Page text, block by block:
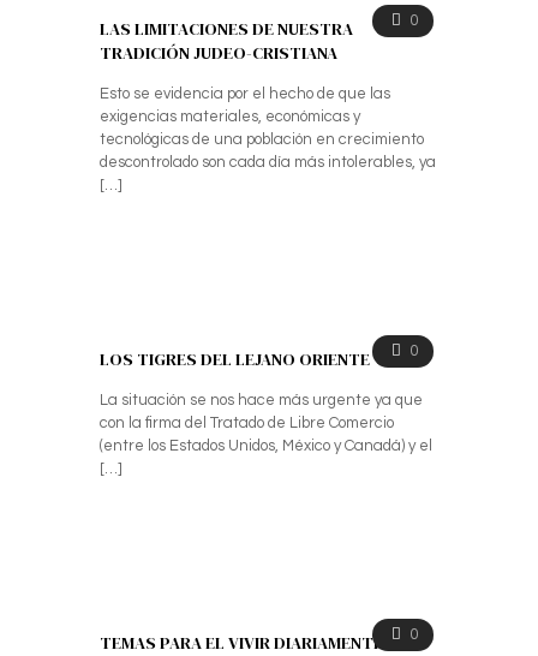
0
LAS LIMITACIONES DE NUESTRA
TRADICIÓN JUDEO-CRISTIANA
Esto se evidencia por el hecho de que las
exigencias materiales, económicas y
tecnológicas de una población en crecimiento
descontrolado son cada día más intolerables, ya
[…]
0
LOS TIGRES DEL LEJANO ORIENTE
La situación se nos hace más urgente ya que
con la firma del Tratado de Libre Comercio
(entre los Estados Unidos, México y Canadá) y el
[…]
0
TEMAS PARA EL VIVIR DIARIAMENTE